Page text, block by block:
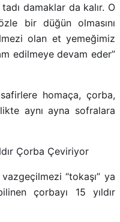
damaklar da kalır. O
bir düğün olmasını
olan et yemeğimiz
edilmeye devam eder”
homaça, çorba,
aynı ayna sofralara
Çorba Çeviriyor
“tokaşı” ya
çorbayı 15 yıldır